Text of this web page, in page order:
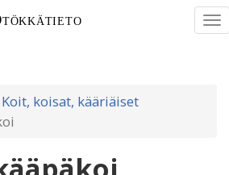
Koit, koisat, kääriäiset